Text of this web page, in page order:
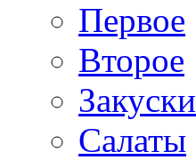
Первое
Второе
Закуски
Салаты